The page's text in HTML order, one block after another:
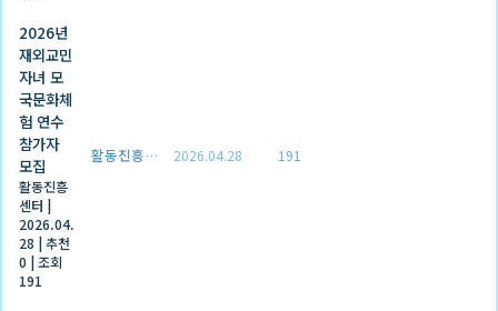
2026년
재외교민
자녀 모
국문화체
험 연수
참가자
모집
활동진흥
센터 |
2026.04.
28 |추천
0 |조회
191
활동진흥센터 2026.04.28 191